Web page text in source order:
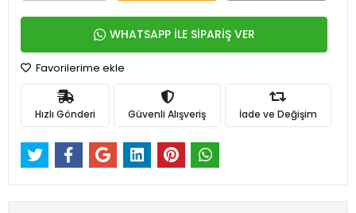
WHATSAPP İLE SİPARİŞ VER
Favorilerime ekle
Hızlı Gönderi Güvenli Alışveriş İade ve Değişim